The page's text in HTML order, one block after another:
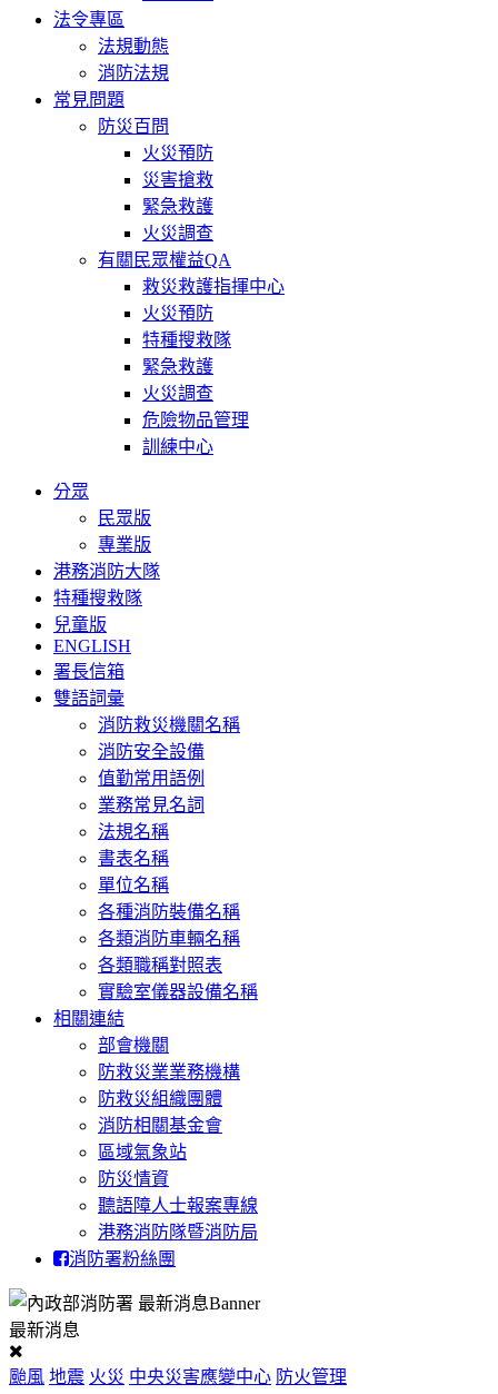
法令專區
法規動態
消防法規
常見問題
防災百問
火災預防
災害搶救
緊急救護
火災調查
有關民眾權益QA
救災救護指揮中心
火災預防
特種搜救隊
緊急救護
火災調查
危險物品管理
訓練中心
分眾
民眾版
專業版
港務消防大隊
特種搜救隊
兒童版
ENGLISH
署長信箱
雙語詞彙
消防救災機關名稱
消防安全設備
值勤常用語例
業務常見名詞
法規名稱
書表名稱
單位名稱
各種消防裝備名稱
各類消防車輛名稱
各類職稱對照表
實驗室儀器設備名稱
相關連結
部會機關
防救災業業務機構
防救災組織團體
消防相關基金會
區域氣象站
防災情資
聽語障人士報案專線
港務消防隊暨消防局
消防署粉絲團
最新消息
颱風 地震 火災 中央災害應變中心 防火管理